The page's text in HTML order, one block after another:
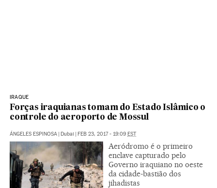
IRAQUE
Forças iraquianas tomam do Estado Islâmico o
controle do aeroporto de Mossul
ÁNGELES ESPINOSA | Dubai | FEB 23, 2017 - 19:09 EST
Aeródromo é o primeiro
enclave capturado pelo
Governo iraquiano no oeste
da cidade-bastião dos
jihadistas